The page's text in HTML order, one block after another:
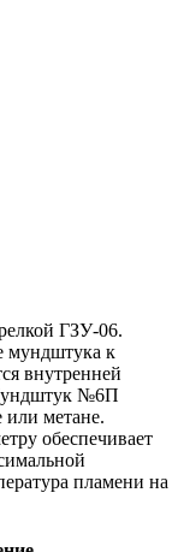
ГЗУ-06.
мундштука к
внутренней
№6П
или метане.
обеспечивает
пламени на